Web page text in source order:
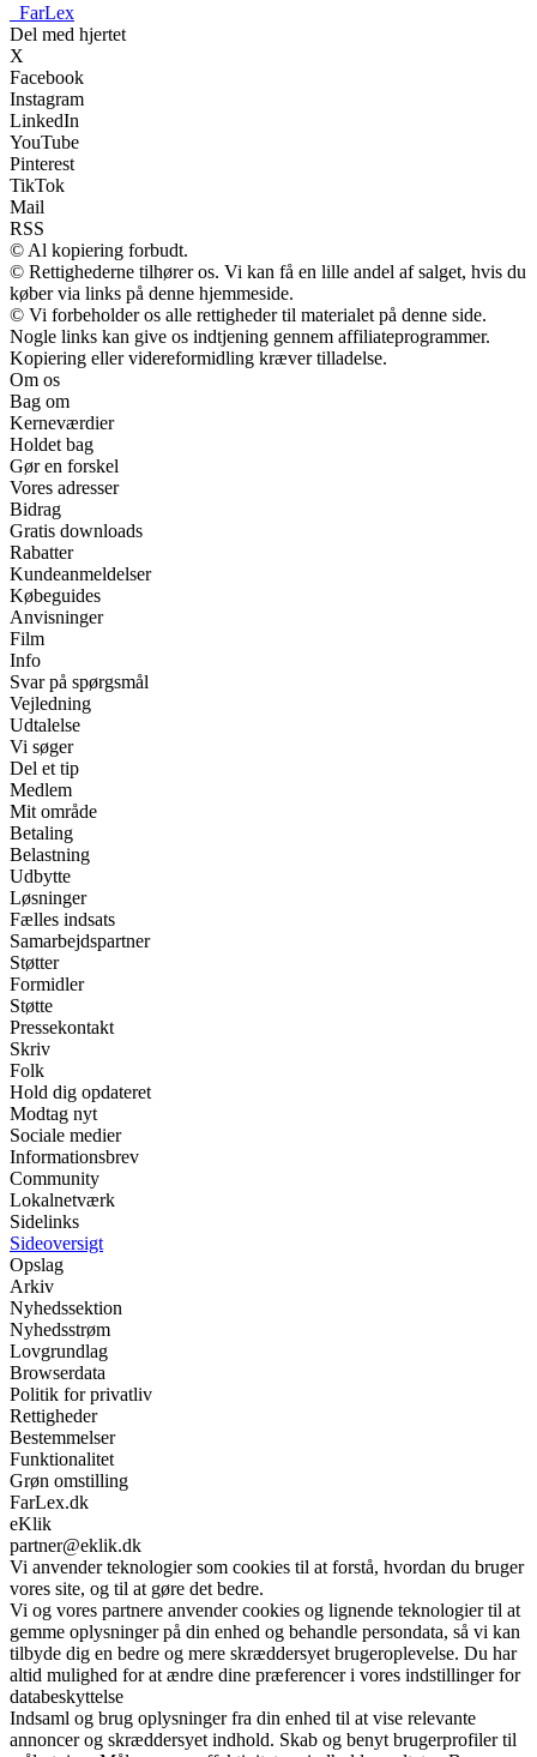
FarLex
Del med hjertet
X
Facebook
Instagram
LinkedIn
YouTube
Pinterest
TikTok
Mail
RSS
© Al kopiering forbudt.
© Rettighederne tilhører os. Vi kan få en lille andel af salget, hvis du
køber via links på denne hjemmeside.
© Vi forbeholder os alle rettigheder til materialet på denne side.
Nogle links kan give os indtjening gennem affiliateprogrammer.
Kopiering eller videreformidling kræver tilladelse.
Om os
Bag om
Kerneværdier
Holdet bag
Gør en forskel
Vores adresser
Bidrag
Gratis downloads
Rabatter
Kundeanmeldelser
Købeguides
Anvisninger
Film
Info
Svar på spørgsmål
Vejledning
Udtalelse
Vi søger
Del et tip
Medlem
Mit område
Betaling
Belastning
Udbytte
Løsninger
Fælles indsats
Samarbejdspartner
Støtter
Formidler
Støtte
Pressekontakt
Skriv
Folk
Hold dig opdateret
Modtag nyt
Sociale medier
Informationsbrev
Community
Lokalnetværk
Sidelinks
Sideoversigt
Opslag
Arkiv
Nyhedssektion
Nyhedsstrøm
Lovgrundlag
Browserdata
Politik for privatliv
Rettigheder
Bestemmelser
Funktionalitet
Grøn omstilling
FarLex.dk
eKlik
partner@eklik.dk
Vi anvender teknologier som cookies til at forstå, hvordan du bruger
vores site, og til at gøre det bedre.
Vi og vores partnere anvender cookies og lignende teknologier til at
gemme oplysninger på din enhed og behandle persondata, så vi kan
tilbyde dig en bedre og mere skræddersyet brugeroplevelse. Du har
altid mulighed for at ændre dine præferencer i vores indstillinger for
databeskyttelse
Indsaml og brug oplysninger fra din enhed til at vise relevante
annoncer og skræddersyet indhold. Skab og benyt brugerprofiler til